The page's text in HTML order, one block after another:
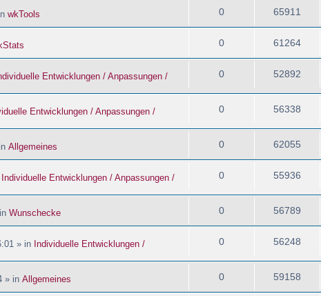
wkTools 0 65911
0 61264
Entwicklungen / Anpassungen /
0 52892
Entwicklungen / Anpassungen /
0 56338
Allgemeines 0 62055
Individuelle Entwicklungen / Anpassungen /
0 55936
Wunschecke 0 56789
» in Individuelle Entwicklungen /
0 56248
» in Allgemeines 0 59158